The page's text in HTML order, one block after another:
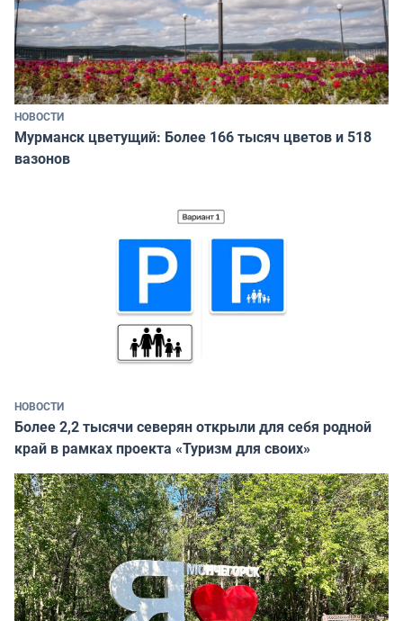
НОВОСТИ
Мурманск цветущий: Более 166 тысяч цветов и 518
вазонов
НОВОСТИ
Более 2,2 тысячи северян открыли для себя родной
край в рамках проекта «Туризм для своих»